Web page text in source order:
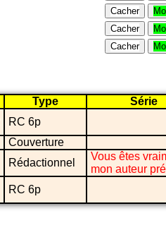
Cacher
Cacher
Cacher
Type
Série
RC 6p
Couverture
Rédactionnel
Vous êtes
mon auteur
RC 6p